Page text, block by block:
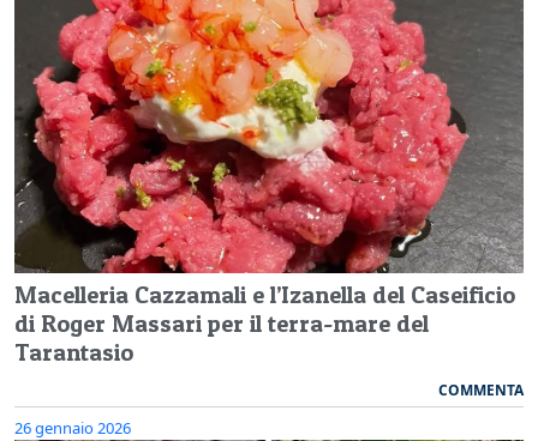
Macelleria Cazzamali e l’Izanella del Caseificio
di Roger Massari per il terra-mare del
Tarantasio
COMMENTA
26 gennaio 2026